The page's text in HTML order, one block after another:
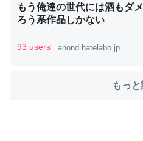
ウチもEchoを実家に置いて
ちぼちRingも置こうかと画策
位置情報を共有してる。電池
コミュニケーションが劇的に変化
もう俺達の世代には酒もダ
ろう系作品しかない
93 users anond.hatelabo.jp
もっ